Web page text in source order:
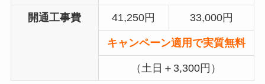
開通工事費 41,250円 33,000円
キャンペーン適用で実質無料
（土日＋3,300円）